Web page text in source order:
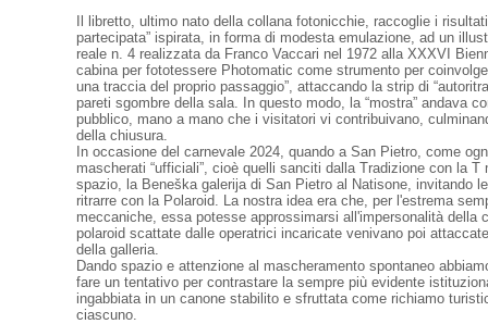
Il libretto, ultimo nato della collana fotonicchie, raccoglie i
partecipata” ispirata, in forma di modesta emulazione, ad un
reale n. 4 realizzata da Franco Vaccari nel 1972 alla XXXVI
cabina per fototessere Photomatic come strumento per
una traccia del proprio passaggio”, attaccando la strip di
pareti sgombre della sala. In questo modo, la “mostra” andava
pubblico, mano a mano che i visitatori vi contribuivano,
della chiusura.
In occasione del carnevale 2024, quando a San Pietro, come
mascherati “ufficiali”, cioè quelli sanciti dalla Tradizione con la
spazio, la Beneška galerija di San Pietro al Natisone, invitando
ritrarre con la Polaroid. La nostra idea era che, per l'estrema
meccaniche, essa potesse approssimarsi all'impersonalità della
polaroid scattate dalle operatrici incaricate venivano poi
della galleria.
Dando spazio e attenzione al mascheramento spontaneo
fare un tentativo per contrastare la sempre più evidente
ingabbiata in un canone stabilito e sfruttata come richiamo
ciascuno.